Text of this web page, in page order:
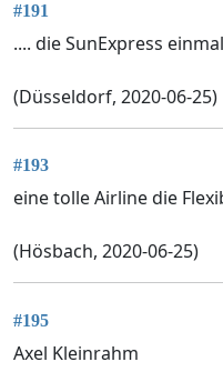
#191
.... die SunExpress
(Düsseldorf, 2020-06-25)
#193
eine tolle Airline die
(Hösbach, 2020-06-25)
#195
Axel Kleinrahm